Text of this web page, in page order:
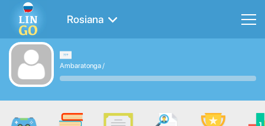
Rosiana
Ambaratonga/